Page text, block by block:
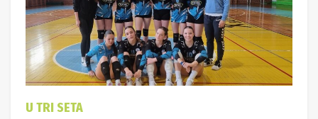
U TRI SETA